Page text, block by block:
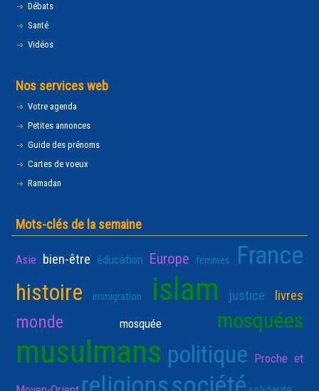
Débats
Santé
Vidéos
Nos services web
Votre agenda
Petites annonces
Guide des prénoms
Cartes de voeux
Ramadan
Mots-clés de la semaine
Asie bien-être éducation Europe femmes France
histoire immigration islam justice livres
monde mosquée mosquées
musulmans politique Proche et